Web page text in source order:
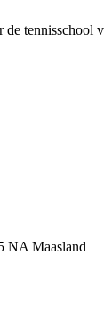
de tennisschool
NA Maasland